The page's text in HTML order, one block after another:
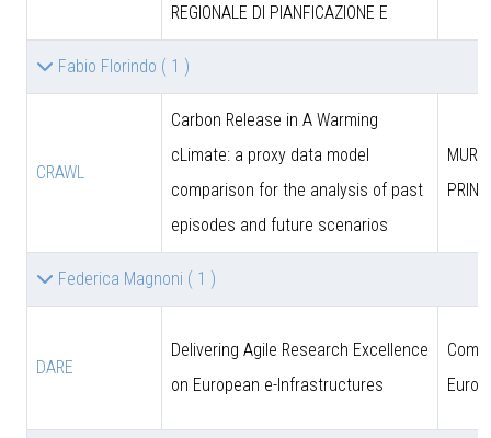
REGIONALE DI PIANFICAZIONE E
Fabio Florindo ( 1 )
CRAWL
Carbon Release in A Warming
cLimate: a proxy data model
comparison for the analysis of past
episodes and future scenarios
MUR
PRIN)
Federica Magnoni ( 1 )
DARE
Delivering Agile Research Excellence
on European e-Infrastructures